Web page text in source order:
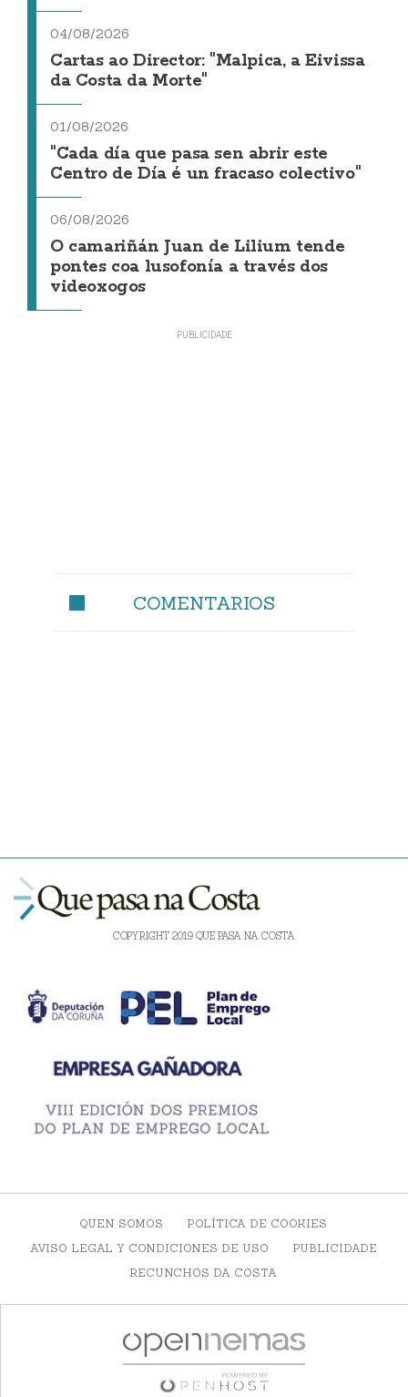
04/08/2026
Cartas ao Director: "Malpica, a Eivissa
da Costa da Morte"
01/08/2026
"Cada día que pasa sen abrir este
Centro de Día é un fracaso colectivo"
06/08/2026
O camariñán Juan de Lilium tende
pontes coa lusofonía a través dos
videoxogos
COMENTARIOS
COPYRIGHT 2019 QUE PASA NA COSTA
QUEN SOMOS
POLÍTICA DE COOKIES
AVISO LEGAL Y CONDICIONES DE USO
PUBLICIDADE
RECUNCHOS DA COSTA